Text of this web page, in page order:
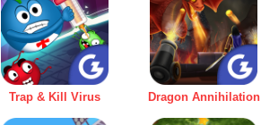
Trap & Kill Virus Dragon Annihilation